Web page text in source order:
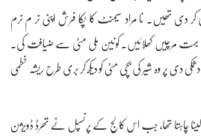
کر دی تھیں۔ نا مراد سیمنٹ کا پکا فرش اپنی نر م نرم
بہت مرچیں کھلائیں۔ کونین ملی مٹی سے ضیافت کی۔
دھمکی دی پر وہ شیر کی بچی مٹی کو دیکھ کر بری طرح ریشہ خطمی
لینا چاہتا تھا، جب اس کالج کے پرنسپل نے تھرڈ ڈویژن